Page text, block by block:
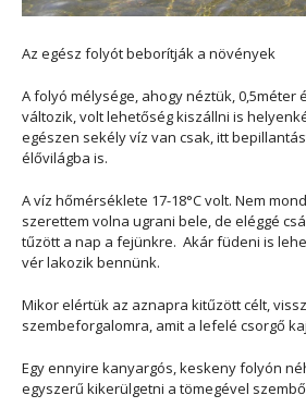
Az egész folyót beborítják a növények
A folyó mélysége, ahogy néztük, 0,5méter
változik, volt lehetőség kiszállni is
egészen sekély víz van csak, itt
élővilágba is.
A víz hőmérséklete 17-18°C volt. Nem
szerettem volna ugrani bele, de eléggé
tűzött a nap a fejünkre. Akár füdeni is
vér lakozik bennünk.
Mikor elértük az aznapra kitűzött célt,
szembeforgalomra, amit a lefelé csorgő
Egy ennyire kanyargós, keskeny folyón
egyszerű kikerülgetni a tömegével